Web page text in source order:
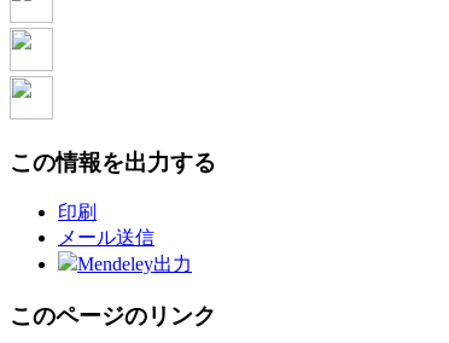
この情報を出力する
印刷
メール送信
Mendeley出力
このページのリンク